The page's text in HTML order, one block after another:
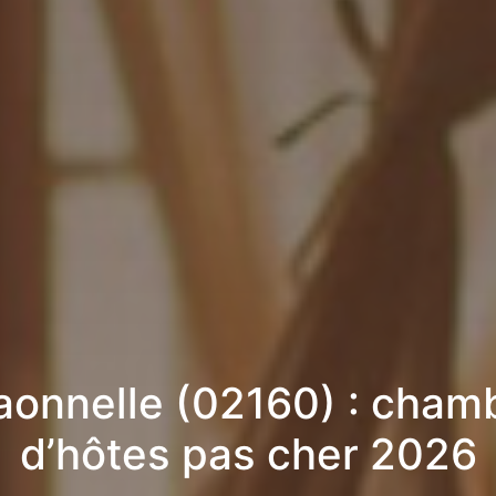
(02160) :
d’hôtes pas cher 2026